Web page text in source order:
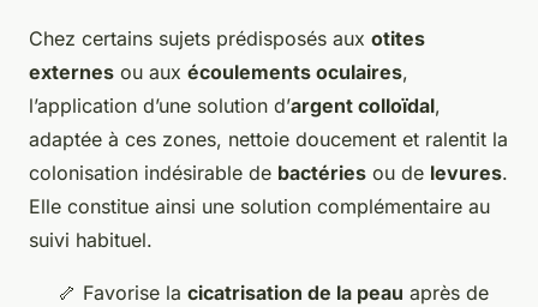
Chez certains sujets prédisposés aux otites
externes ou aux écoulements oculaires,
l’application d’une solution d’argent colloïdal,
adaptée à ces zones, nettoie doucement et ralentit la
colonisation indésirable de bactéries ou de levures.
Elle constitue ainsi une solution complémentaire au
suivi habituel.
🦴 Favorise la cicatrisation de la peau après de